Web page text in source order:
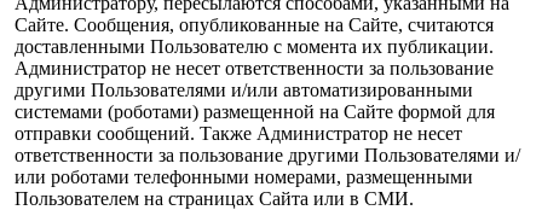
Сайте. Сообщения, опубликованные на Сайте, считаются
доставленными Пользователю с момента их публикации.
Администратор не несет ответственности за пользование
другими Пользователями и/или автоматизированными
системами (роботами) размещенной на Сайте формой для
отправки сообщений. Также Администратор не несет
ответственности за пользование другими Пользователями и/
или роботами телефонными номерами, размещенными
Пользователем на страницах Сайта или в СМИ.